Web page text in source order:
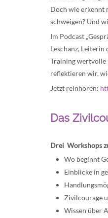
Doch wie erkennt
schweigen? Und
Im Podcast
Leschanz,
Training wertvolle
reflektieren wir,
Jetzt reinhören:
Das
Drei Workshops
Wo beginnt
Einblicke in
Zivilcourage
Wissen über